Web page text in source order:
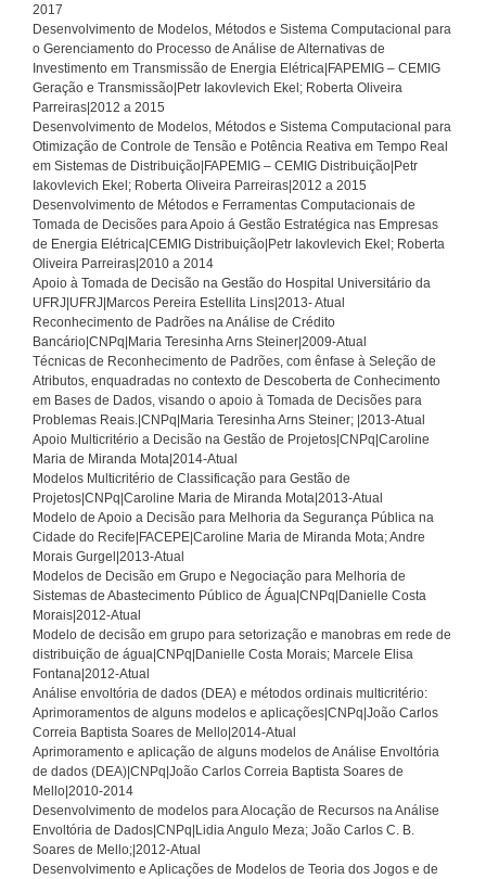
2017
Desenvolvimento de Modelos, Métodos e Sistema Computacional para
o Gerenciamento do Processo de Análise de Alternativas de
Investimento em Transmissão de Energia Elétrica|FAPEMIG – CEMIG
Geração e Transmissão|Petr Iakovlevich Ekel; Roberta Oliveira
Parreiras|2012 a 2015
Desenvolvimento de Modelos, Métodos e Sistema Computacional para
Otimização de Controle de Tensão e Potência Reativa em Tempo Real
em Sistemas de Distribuição|FAPEMIG – CEMIG Distribuição|Petr
Iakovlevich Ekel; Roberta Oliveira Parreiras|2012 a 2015
Desenvolvimento de Métodos e Ferramentas Computacionais de
Tomada de Decisões para Apoio á Gestão Estratégica nas Empresas
de Energia Elétrica|CEMIG Distribuição|Petr Iakovlevich Ekel; Roberta
Oliveira Parreiras|2010 a 2014
Apoio à Tomada de Decisão na Gestão do Hospital Universitário da
UFRJ|UFRJ|Marcos Pereira Estellita Lins|2013- Atual
Reconhecimento de Padrões na Análise de Crédito
Bancário|CNPq|Maria Teresinha Arns Steiner|2009-Atual
Técnicas de Reconhecimento de Padrões, com ênfase à Seleção de
Atributos, enquadradas no contexto de Descoberta de Conhecimento
em Bases de Dados, visando o apoio à Tomada de Decisões para
Problemas Reais.|CNPq|Maria Teresinha Arns Steiner; |2013-Atual
Apoio Multicritério a Decisão na Gestão de Projetos|CNPq|Caroline
Maria de Miranda Mota|2014-Atual
Modelos Multicritério de Classificação para Gestão de
Projetos|CNPq|Caroline Maria de Miranda Mota|2013-Atual
Modelo de Apoio a Decisão para Melhoria da Segurança Pública na
Cidade do Recife|FACEPE|Caroline Maria de Miranda Mota; Andre
Morais Gurgel|2013-Atual
Modelos de Decisão em Grupo e Negociação para Melhoria de
Sistemas de Abastecimento Público de Água|CNPq|Danielle Costa
Morais|2012-Atual
Modelo de decisão em grupo para setorização e manobras em rede de
distribuição de água|CNPq|Danielle Costa Morais; Marcele Elisa
Fontana|2012-Atual
Análise envoltória de dados (DEA) e métodos ordinais multicritério:
Aprimoramentos de alguns modelos e aplicações|CNPq|João Carlos
Correia Baptista Soares de Mello|2014-Atual
Aprimoramento e aplicação de alguns modelos de Análise Envoltória
de dados (DEA)|CNPq|João Carlos Correia Baptista Soares de
Mello|2010-2014
Desenvolvimento de modelos para Alocação de Recursos na Análise
Envoltória de Dados|CNPq|Lidia Angulo Meza; João Carlos C. B.
Soares de Mello;|2012-Atual
Desenvolvimento e Aplicações de Modelos de Teoria dos Jogos e de